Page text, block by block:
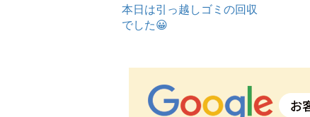
本日は引っ越しゴミの回収
でした😀